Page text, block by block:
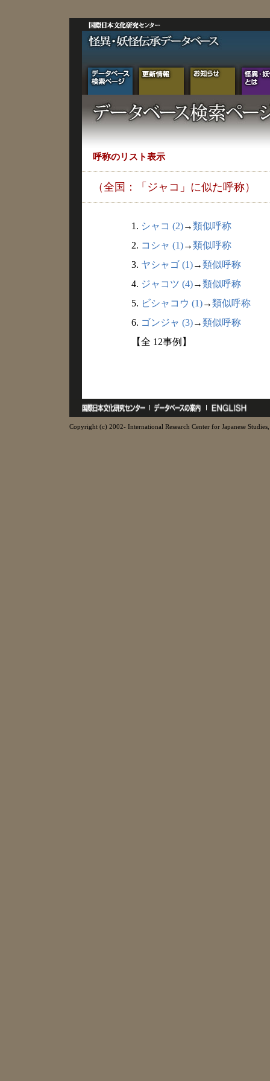
呼称のリスト表示
（全国：「ジャコ」に似た呼称）
1. シャコ (2)→類似呼称
2. コシャ (1)→類似呼称
3. ヤシャゴ (1)→類似呼称
4. ジャコツ (4)→類似呼称
5. ビシャコウ (1)→類似呼称
6. ゴンジャ (3)→類似呼称
【全 12事例】
Copyright (c) 2002- International Research Center for Japanese